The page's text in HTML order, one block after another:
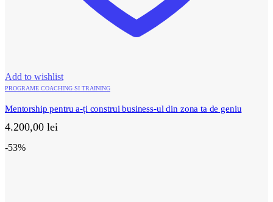
Add to wishlist
PROGRAME COACHING SI TRAINING
Mentorship pentru a-ți construi business-ul din zona ta de geniu
4.200,00 lei
-53%